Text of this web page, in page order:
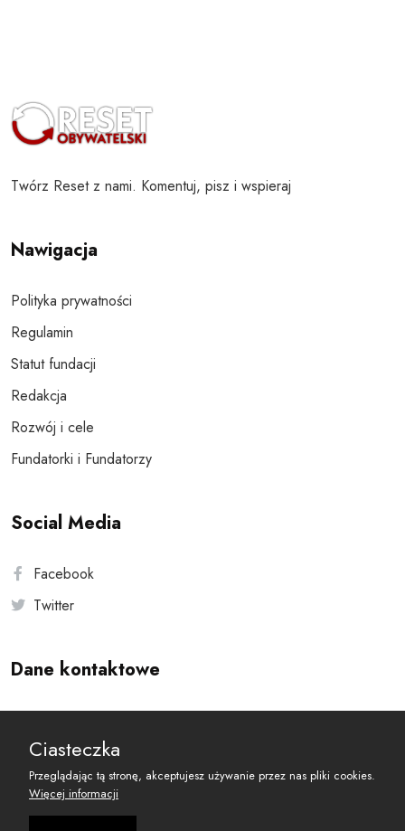
Twórz Reset z nami. Komentuj, pisz i wspieraj
Nawigacja
Polityka prywatności
Regulamin
Statut fundacji
Redakcja
Rozwój i cele
Fundatorki i Fundatorzy
Social Media
Facebook
Twitter
Dane kontaktowe
reset@resetobywatelski.pl
Ciasteczka
Przeglądając tą stronę, akceptujesz używanie przez nas pliki cookies.
Więcej informacji